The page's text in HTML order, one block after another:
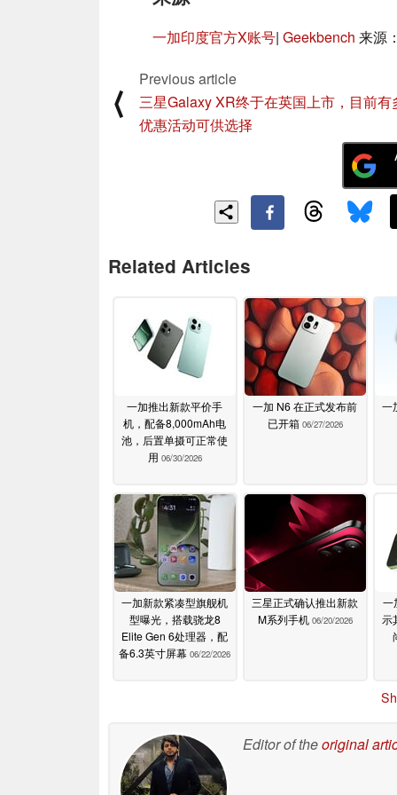
一加印度官方X账号| Geekbench 来源
⟨
Previous article
三星Galaxy XR终于在英国上市，目前有
优惠活动可供选择
Related Articles
一加推出新款平价手
机，配备8,000mAh电
池，后置单摄可正常使
用 06/30/2026
一加 N6 在正式发布前
已开箱 06/27/2026
一
一加新款紧凑型旗舰机
型曝光，搭载骁龙8
Elite Gen 6处理器，配
备6.3英寸屏幕 06/22/2026
三星正式确认推出新款
M系列手机 06/20/2026
一
示
Editor of theoriginal